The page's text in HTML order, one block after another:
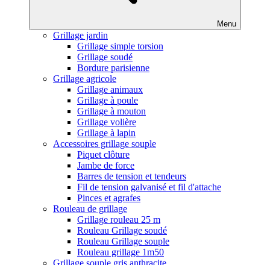
Menu
Grillage jardin
Grillage simple torsion
Grillage soudé
Bordure parisienne
Grillage agricole
Grillage animaux
Grillage à poule
Grillage à mouton
Grillage volière
Grillage à lapin
Accessoires grillage souple
Piquet clôture
Jambe de force
Barres de tension et tendeurs
Fil de tension galvanisé et fil d'attache
Pinces et agrafes
Rouleau de grillage
Grillage rouleau 25 m
Rouleau Grillage soudé
Rouleau Grillage souple
Rouleau grillage 1m50
Grillage souple gris anthracite